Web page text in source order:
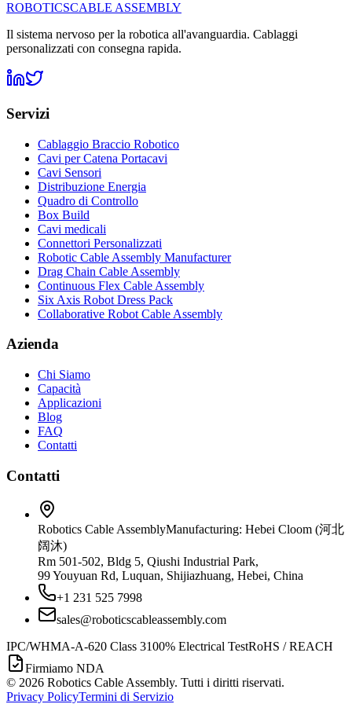
ROBOTICSCABLE ASSEMBLY
Il sistema nervoso per la robotica all'avanguardia. Cablaggi
personalizzati con consegna rapida.
Servizi
Cablaggio Braccio Robotico
Cavi per Catena Portacavi
Cavi Sensori
Distribuzione Energia
Quadro di Controllo
Box Build
Cavi medicali
Connettori Personalizzati
Robotic Cable Assembly Manufacturer
Drag Chain Cable Assembly
Continuous Flex Cable Assembly
Six Axis Robot Dress Pack
Collaborative Robot Cable Assembly
Azienda
Chi Siamo
Capacità
Applicazioni
Blog
FAQ
Contatti
Contatti
Robotics Cable AssemblyManufacturing: Hebei Cloom (河北
阔沐)
Rm 501-502, Bldg 5, Qiushi Industrial Park,
99 Youyuan Rd, Luquan, Shijiazhuang, Hebei, China
+1 231 525 7998
sales@roboticscableassembly.com
IPC/WHMA-A-620 Class 3100% Electrical TestRoHS / REACH
Firmiamo NDA
© 2026 Robotics Cable Assembly. Tutti i diritti riservati.
Privacy PolicyTermini di Servizio